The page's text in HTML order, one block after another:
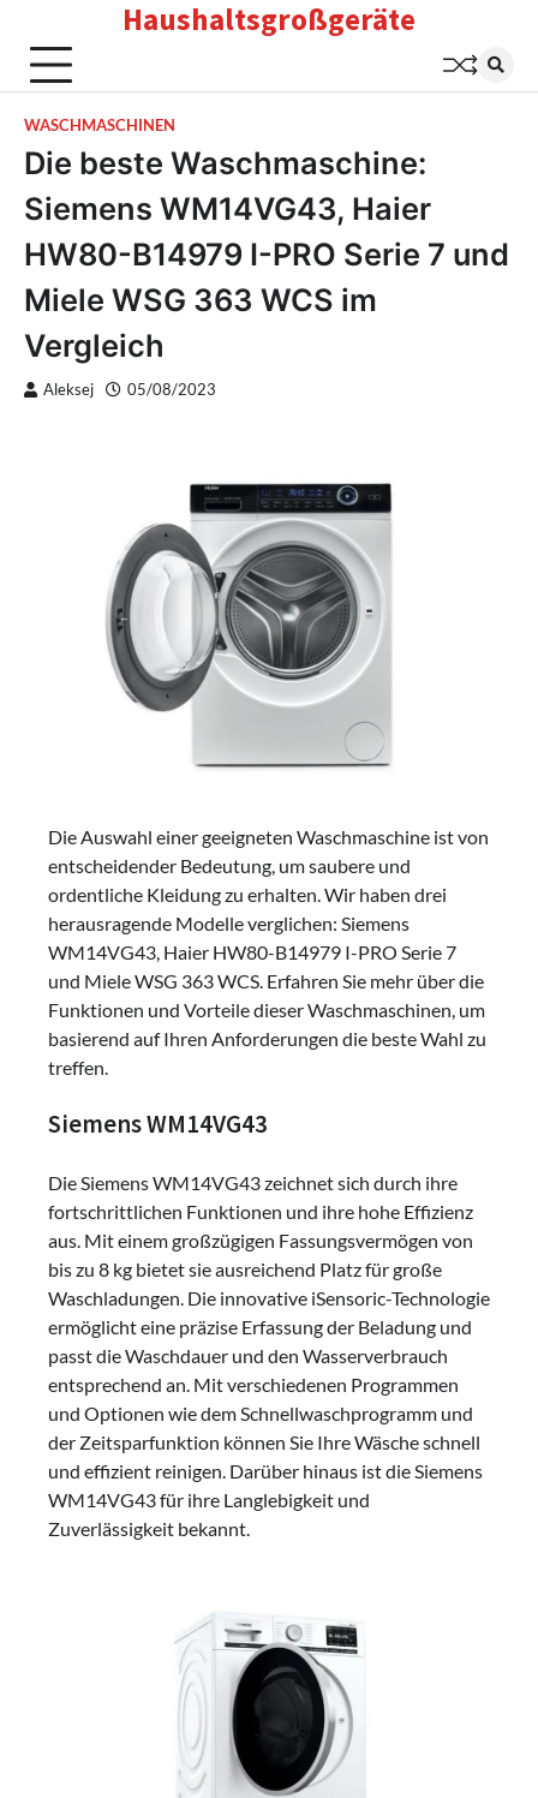
content
Haushaltsgroßgeräte
WASCHMASCHINEN
Die beste Waschmaschine:
Siemens WM14VG43, Haier
HW80-B14979 I-PRO Serie 7 und
Miele WSG 363 WCS im
Vergleich
Aleksej 05/08/2023
Die Auswahl einer geeigneten Waschmaschine ist von
entscheidender Bedeutung, um saubere und
ordentliche Kleidung zu erhalten. Wir haben drei
herausragende Modelle verglichen: Siemens
WM14VG43, Haier HW80-B14979 I-PRO Serie 7
und Miele WSG 363 WCS. Erfahren Sie mehr über die
Funktionen und Vorteile dieser Waschmaschinen, um
basierend auf Ihren Anforderungen die beste Wahl zu
treffen.
Siemens WM14VG43
Die Siemens WM14VG43 zeichnet sich durch ihre
fortschrittlichen Funktionen und ihre hohe Effizienz
aus. Mit einem großzügigen Fassungsvermögen von
bis zu 8 kg bietet sie ausreichend Platz für große
Waschladungen. Die innovative iSensoric-Technologie
ermöglicht eine präzise Erfassung der Beladung und
passt die Waschdauer und den Wasserverbrauch
entsprechend an. Mit verschiedenen Programmen
und Optionen wie dem Schnellwaschprogramm und
der Zeitsparfunktion können Sie Ihre Wäsche schnell
und effizient reinigen. Darüber hinaus ist die Siemens
WM14VG43 für ihre Langlebigkeit und
Zuverlässigkeit bekannt.